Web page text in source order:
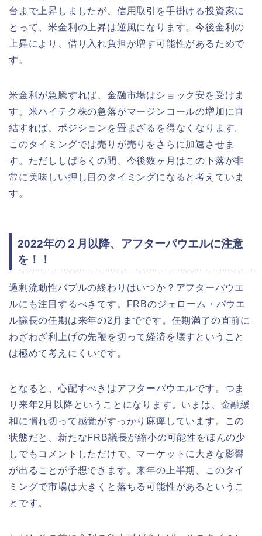
台まで上昇しましたが、信用取引を手掛ける投資家に
とって、米金利の上昇は逆風になります。今後金利の
上昇により、借り入れ負担が増す可能性があるためで
す。
米金利が急騰すれば、金融市場はショック安を受けま
す。米ハイテク株の急落がマージンコールの増加に直
結すれば、ポジションを畳まざるを得なくなります。
このタイミングでは売りが売りをさらに加速させま
す。ただししばらくの間、今後数ヶ月はこの下落が非
常に美味しい押し目のタイミングになると考えていま
す。
2022年の２月以降、アフターパウエルに注意
を！！
過剰流動性バブルの終わりはいつか？アフターパウエ
ルにも注目するべきです。FRBのジェローム・パウエ
ル議長の任期は来年の2月までです。任期満了の直前に
わざわざ利上げの先鞭を切って経済を壊すということ
は極めて考えにくいです。
となると、心配すべきはアフターパウエルです。つま
り来年2月以降ということになります。いまは、金融緩
和に慣れ切って感覚がすっかり麻痺しています。この
状態だと、新たなFRB議長が縮小の可能性をほんの少
しでもコメントしただけで、マーケットに大きな影響
が出ることが予想できます。来年の上半期、このタイ
ミングで市場は大きくと落ちる可能性があるというこ
とです。